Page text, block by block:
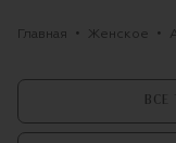
Главная Женское
ВСЕ